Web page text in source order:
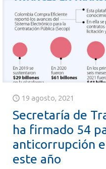
19 agosto, 2021
Secretaría de
ha firmado 54
anticorrupción
este año